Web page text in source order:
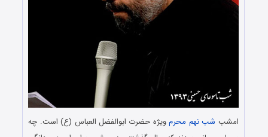
امشب شب نهم محرمویژه حضرت ابوالفضل العباس (ع) است. چه